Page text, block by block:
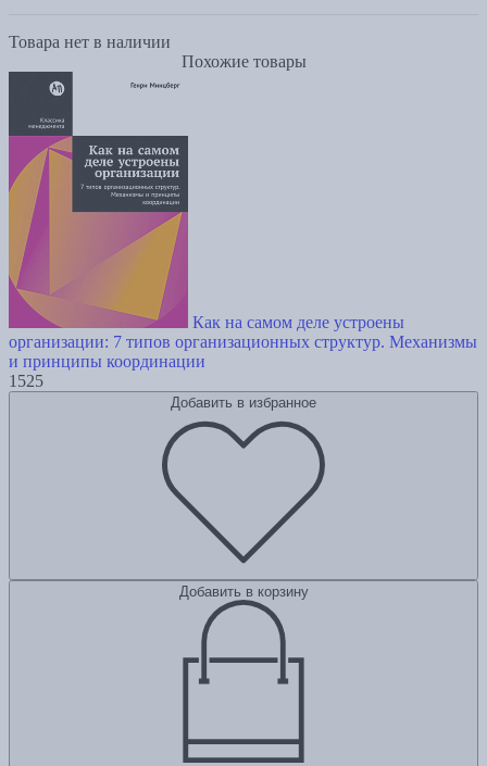
Товара нет в наличии
Похожие товары
Как на самом деле устроены
организации: 7 типов организационных структур. Механизмы
и принципы координации
1525
Добавить в избранное
Добавить в корзину